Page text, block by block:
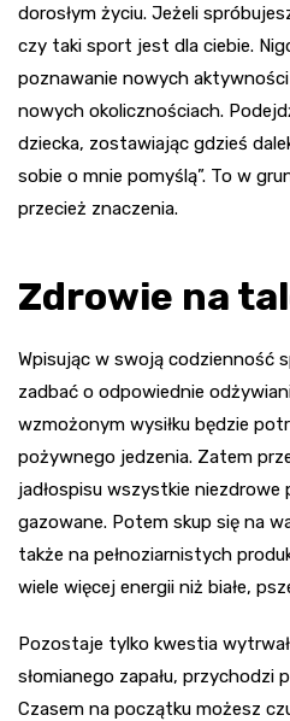
dorosłym życiu. Jeżeli
czy taki sport jest dla ciebie.
poznawanie nowych
nowych okolicznościach.
dziecka, zostawiając gdzieś
sobie o mnie pomyślą”. To w
przecież znaczenia.
Zdrowie na
Wpisując w swoją codzienność
zadbać o odpowiednie
wzmożonym wysiłku będzie
pożywnego jedzenia. Zatem
jadłospisu wszystkie niezdrowe
gazowane. Potem skup się na
także na pełnoziarnistych
wiele więcej energii niż białe,
Pozostaje tylko kwestia
słomianego zapału, przychodzi
Czasem na początku możesz